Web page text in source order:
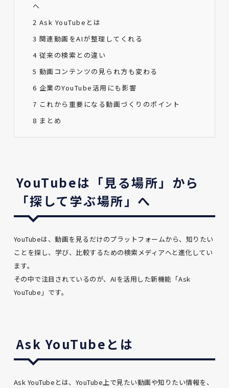
へ
2 Ask YouTubeとは
3 関連動画をAIが整理してくれる
4 従来の検索との違い
5 動画コンテンツの見られ方も変わる
6 企業のYouTube活用にも影響
7 これから重要になる動画づくりのポイント
8 まとめ
YouTubeは「見る場所」から
「探して学ぶ場所」へ
YouTubeは、動画を見るだけのプラットフォームから、知りたい
ことを探し、学び、比較するための検索メディアへと進化してい
ます。
その中で注目されているのが、AIを活用した新機能「Ask
YouTube」です。
Ask YouTubeとは
Ask YouTubeとは、YouTube上で見たい動画や知りたい情報を、